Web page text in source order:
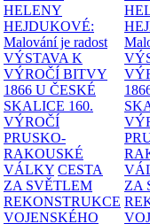
HELENY
HEJDUKOVÉ:
Malování je radost
VÝSTAVA K
VÝROČÍ BITVY
1866 U ČESKÉ
SKALICE 160.
VÝROČÍ
PRUSKO-
RAKOUSKÉ
VÁLKY CESTA
ZA SVĚTLEM
REKONSTRUKCE
VOJENSKÉHO
ZA